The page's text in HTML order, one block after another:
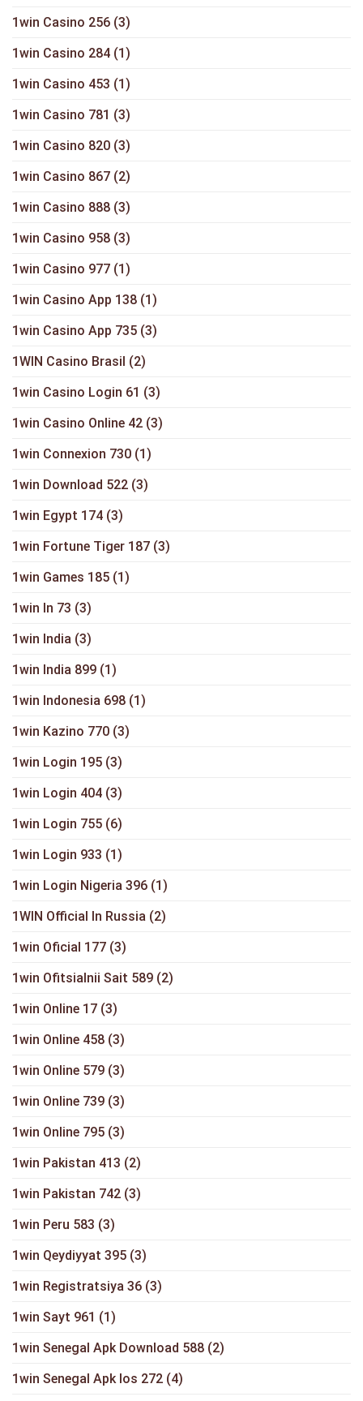
1win Casino 256 (3)
1win Casino 284 (1)
1win Casino 453 (1)
1win Casino 781 (3)
1win Casino 820 (3)
1win Casino 867 (2)
1win Casino 888 (3)
1win Casino 958 (3)
1win Casino 977 (1)
1win Casino App 138 (1)
1win Casino App 735 (3)
1WIN Casino Brasil (2)
1win Casino Login 61 (3)
1win Casino Online 42 (3)
1win Connexion 730 (1)
1win Download 522 (3)
1win Egypt 174 (3)
1win Fortune Tiger 187 (3)
1win Games 185 (1)
1win In 73 (3)
1win India (3)
1win India 899 (1)
1win Indonesia 698 (1)
1win Kazino 770 (3)
1win Login 195 (3)
1win Login 404 (3)
1win Login 755 (6)
1win Login 933 (1)
1win Login Nigeria 396 (1)
1WIN Official In Russia (2)
1win Oficial 177 (3)
1win Ofitsialnii Sait 589 (2)
1win Online 17 (3)
1win Online 458 (3)
1win Online 579 (3)
1win Online 739 (3)
1win Online 795 (3)
1win Pakistan 413 (2)
1win Pakistan 742 (3)
1win Peru 583 (3)
1win Qeydiyyat 395 (3)
1win Registratsiya 36 (3)
1win Sayt 961 (1)
1win Senegal Apk Download 588 (2)
1win Senegal Apk Ios 272 (4)